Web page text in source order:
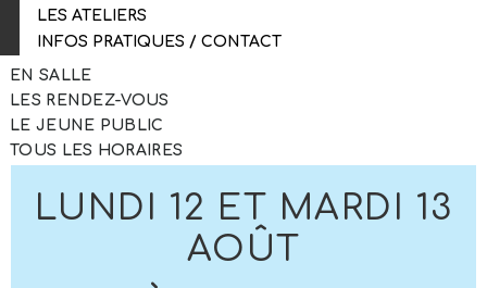
LES ATELIERS
INFOS PRATIQUES / CONTACT
EN SALLE
LES RENDEZ-VOUS
LE JEUNE PUBLIC
TOUS LES HORAIRES
LUNDI 12 ET MARDI 13
AOÛT